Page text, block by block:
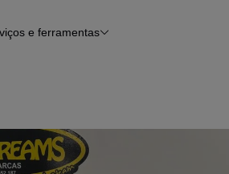
e ferramentas